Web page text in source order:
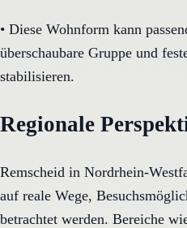
• Diese Wohnform kann
überschaubare Gruppe und
stabilisieren.
Regionale
Remscheid in Nordrhein-
auf reale Wege,
betrachtet werden. Bereiche